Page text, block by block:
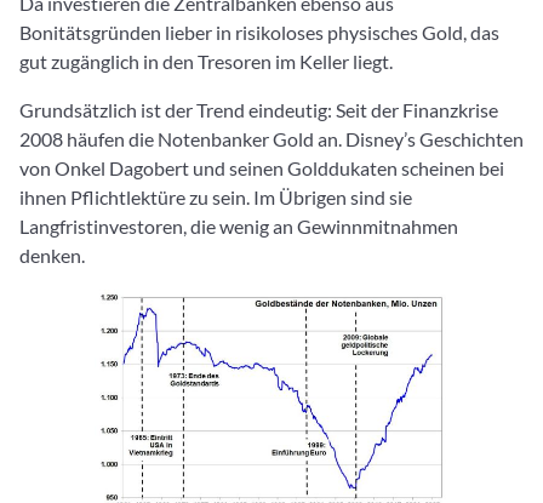
Bonitätsgründen lieber in risikoloses physisches Gold, das
gut zugänglich in den Tresoren im Keller liegt.
Grundsätzlich ist der Trend eindeutig: Seit der Finanzkrise
2008 häufen die Notenbanker Gold an. Disney’s Geschichten
von Onkel Dagobert und seinen Golddukaten scheinen bei
ihnen Pflichtlektüre zu sein. Im Übrigen sind sie
Langfristinvestoren, die wenig an Gewinnmitnahmen
denken.